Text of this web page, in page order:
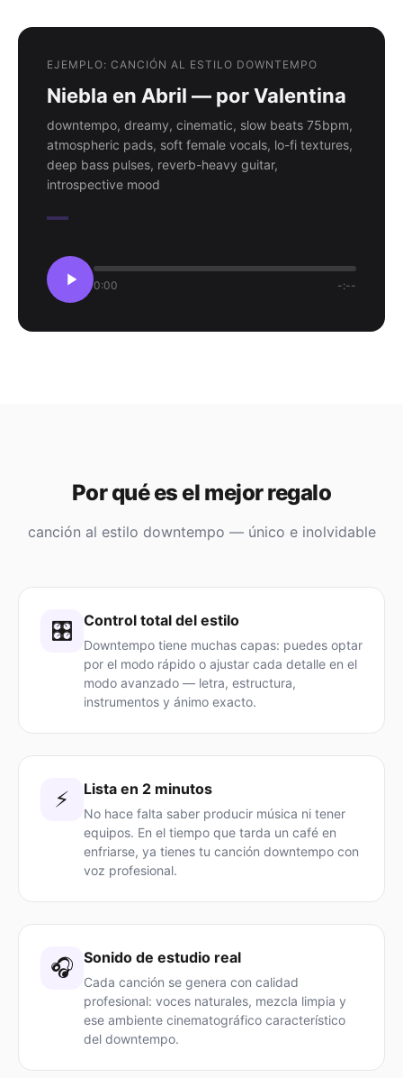
EJEMPLO: CANCIÓN AL ESTILO DOWNTEMPO
Niebla en Abril — por Valentina
downtempo, dreamy, cinematic, slow beats 75bpm,
atmospheric pads, soft female vocals, lo-fi textures,
deep bass pulses, reverb-heavy guitar,
introspective mood
0:00 -:--
Por qué es el mejor regalo
canción al estilo downtempo — único e inolvidable
🎛️ Control total del estilo
Downtempo tiene muchas capas: puedes optar
por el modo rápido o ajustar cada detalle en el
modo avanzado — letra, estructura,
instrumentos y ánimo exacto.
⚡ Lista en 2 minutos
No hace falta saber producir música ni tener
equipos. En el tiempo que tarda un café en
enfriarse, ya tienes tu canción downtempo con
voz profesional.
🎧 Sonido de estudio real
Cada canción se genera con calidad
profesional: voces naturales, mezcla limpia y
ese ambiente cinematográfico característico
del downtempo.